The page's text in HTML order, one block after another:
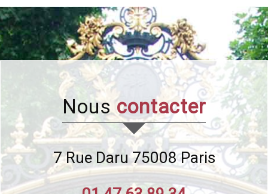
nouscontacter
7 Rue Daru 75008 Paris